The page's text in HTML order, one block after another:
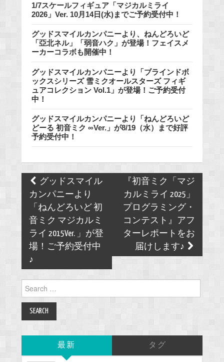
1/7スケールフィギュア「マジカルミライ
2026」Ver. 10月14日(水)までご予約受付中！
グッドスマイルカンパニーより、ねんどろいど
「亞北ネル」「弱音ハク」が登場！フェイスメ
ーカーコラボも開催中！
グッドスマイルカンパニーより「ブラインドボ
ックスシリーズ 雪ミクオールスターズ フィギ
ュアコレクション Vol.1」が登場！ご予約受付
中！
グッドスマイルカンパニーより「ねんどろいど
どーる 初音ミク ∞Ver.」が8/19（水）まで好評
予約受付中！
Post
navigation
グッドスマイル
カンパニーより
「ねんどろいど 初
音ミク マジカルミ
ライ 2015Ver. 」が登
場！ご予約受付中
♪
『初音ミク「マジ
カルミライ 2025」
プログラミング・
コンテスト』アフ
ターレポートをお
届けします♪
for:
最新 タグ